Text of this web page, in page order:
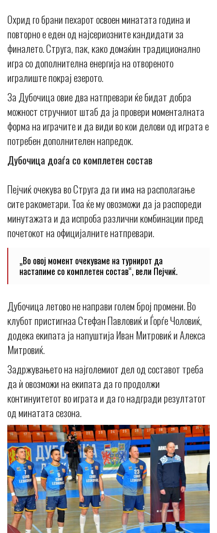
Охрид го брани пехарот освоен минатата година и
повторно е еден од најсериозните кандидати за
финалето. Струга, пак, како домаќин традиционално
игра со дополнителна енергија на отвореното
игралиште покрај езерото.
За Дубочица овие два натпревари ќе бидат добра
можност стручниот штаб да ја провери моменталната
форма на играчите и да види во кои делови од играта е
потребен дополнителен напредок.
Дубочица доаѓа со комплетен состав
Пејчиќ очекува во Струга да ги има на располагање
сите ракометари. Тоа ќе му овозможи да ја распореди
минутажата и да испроба различни комбинации пред
почетокот на официјалните натпревари.
„Во овој момент очекуваме на турнирот да
настапиме со комплетен состав“, вели Пејчиќ.
Дубочица летово не направи голем број промени. Во
клубот пристигнаа Стефан Павловиќ и Ѓорѓе Чоловиќ,
додека екипата ја напуштија Иван Митровиќ и Алекса
Митровиќ.
Задржувањето на најголемиот дел од составот треба
да ѝ овозможи на екипата да го продолжи
континуитетот во играта и да го надгради резултатот
од минатата сезона.